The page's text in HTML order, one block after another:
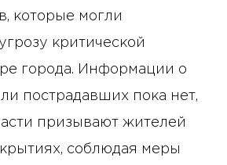
которые могли
критической
города. Информации о
пострадавших пока нет,
призывают жителей
соблюдая меры